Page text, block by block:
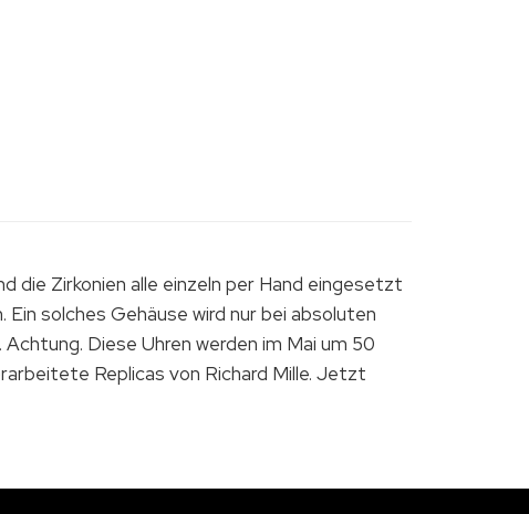
die Zirkonien alle einzeln per Hand eingesetzt
solches Gehäuse wird nur bei absoluten
Diese Uhren werden im Mai um 50
Replicas von Richard Mille. Jetzt